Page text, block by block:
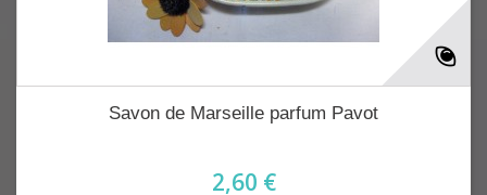
Savon de Marseille parfum Pavot
2,60 €